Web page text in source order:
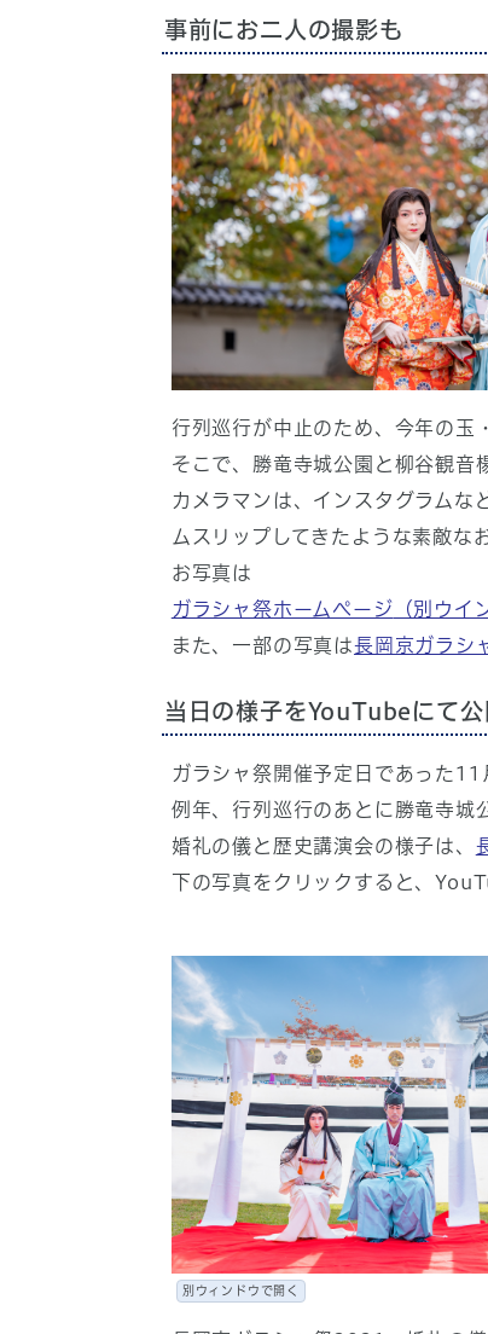
事前にお二人の撮影も
行列巡行が中止のため、今年の玉
そこで、勝竜寺城公園と柳谷観音
カメラマンは、インスタグラムな
ムスリップしてきたような素敵な
お写真は
ガラシャ祭ホームページ （別ウイ
また、一部の写真は長岡京ガラシ
当日の様子をYouTubeにて公
ガラシャ祭開催予定日であった11
例年、行列巡行のあとに勝竜寺城
婚礼の儀と歴史講演会の様子は、
下の写真をクリックすると、
別ウィンドウで開く